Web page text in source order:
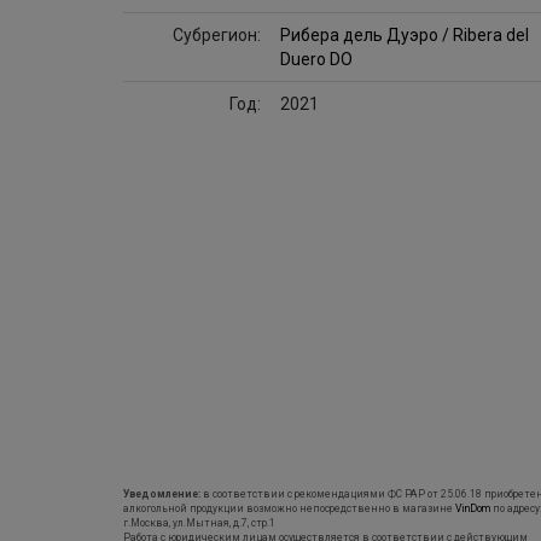
Субрегион:
Рибера дель Дуэро / Ribera del
Duero DO
Год: 2021
Уведомление: в соответствии с рекомендациями ФС РАР от 25.06.18
алкогольной продукции возможно непосредственно в магазине VinDom по адресу:
г.Москва, ул.Мытная, д.7, стр.1
Работа с юридическим лицам осуществляется в соответствии с действующим